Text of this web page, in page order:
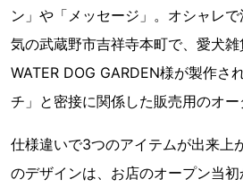
ン」や「メッセージ」。オシャレ
気の武蔵野市吉祥寺本町で、愛犬
WATER DOG GARDEN様が製作さ
チ」と密接に関係した販売用のオー
仕様違いで3つのアイテムが出来上
のデザインは、お店のオープン当